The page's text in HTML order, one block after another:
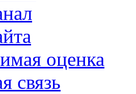
оценка
связь